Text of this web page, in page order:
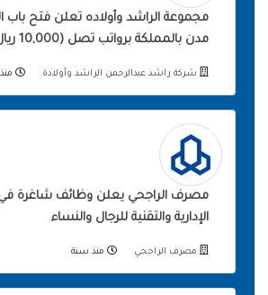
مجموعة الراشد وأولاده تعلن فتح باب
مدن بالمملكة برواتب تصل (10,000 ريال)
شركة راشد عبدالرحمن الراشد وأولادة
مصرف الراجحي يعلن وظائف شاغرة
الإدارية والتقنية للرجال والنساء
مصرف الراجحي منذ سنة